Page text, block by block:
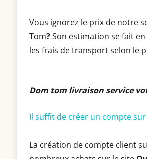
Vous ignorez le prix de notre
Tom?Son estimation se fait en
les frais de transport selon le
Dom tom livraison service
Il suffit de créer un compte
La création de compte client